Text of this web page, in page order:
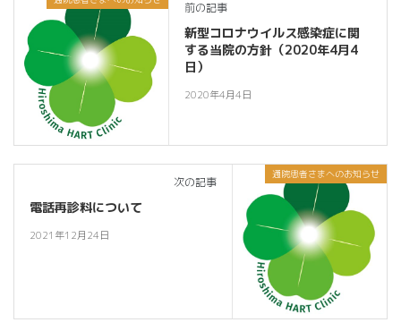
前の記事
新型コロナウイルス感染症に関
する当院の方針（2020年4月4
日）
2020年4月4日
通院患者さまへのお知らせ
次の記事
電話再診料について
2021年12月24日